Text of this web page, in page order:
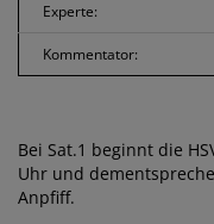
Experte:
Kommentator:
Bei Sat.1 beginnt die
Uhr und
Anpfiff.